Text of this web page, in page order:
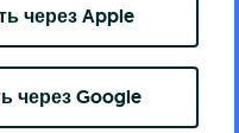
через Apple
через Google